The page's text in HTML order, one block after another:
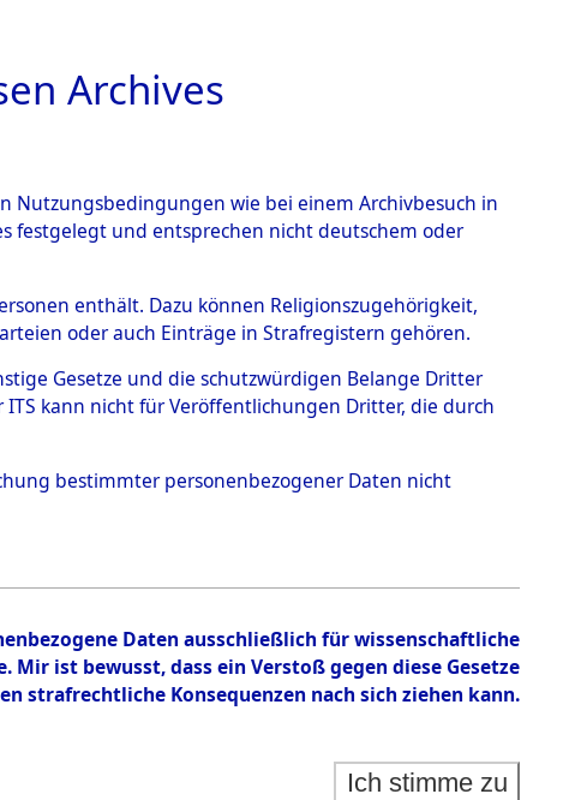
Archives
Nutzungsbedingungen wie bei einem Archivbesuch in
festgelegt und entsprechen nicht deutschem oder
enthält. Dazu können Religionszugehörigkeit,
oder auch Einträge in Strafregistern gehören.
Gesetze und die schutzwürdigen Belange Dritter
kann nicht für Veröffentlichungen Dritter, die durch
bestimmter personenbezogener Daten nicht
Daten ausschließlich für wissenschaftliche
ist bewusst, dass ein Verstoß gegen diese Gesetze
strafrechtliche Konsequenzen nach sich ziehen kann.
Ich stimme zu